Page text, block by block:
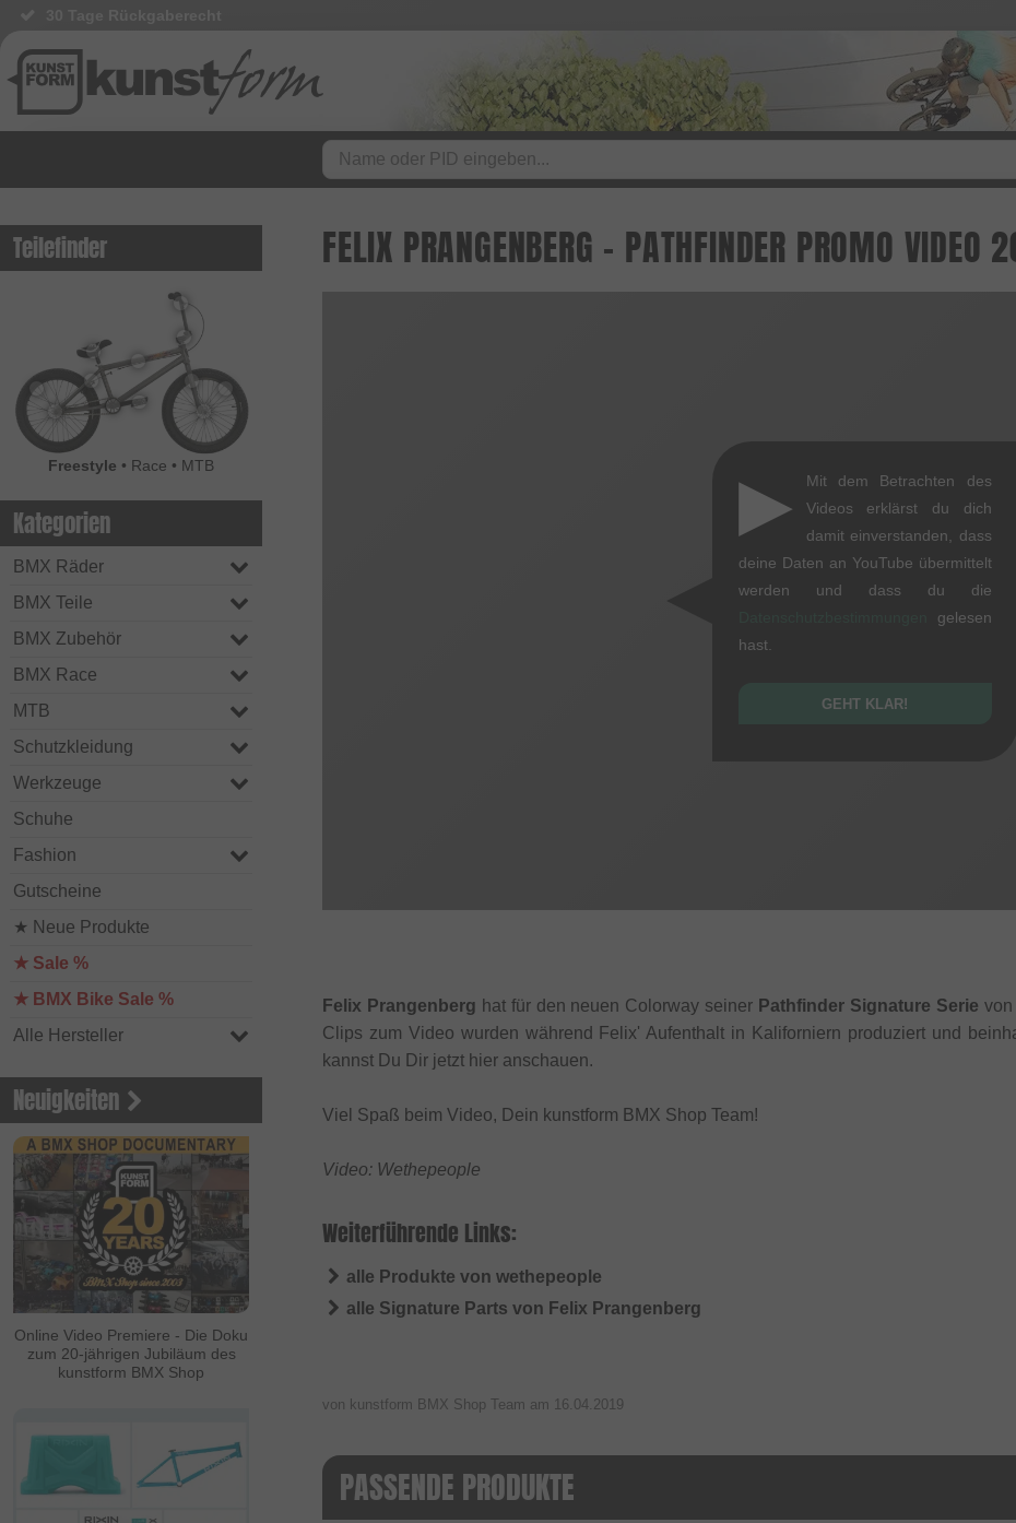
Teilefinder
Freestyle • Race • MTB
Kategorien
BMX Räder
BMX Teile
BMX Zubehör
BMX Race
MTB
Schutzkleidung
Werkzeuge
Schuhe
Fashion
Gutscheine
★ Neue Produkte
★ Sale %
★ BMX Bike Sale %
Alle Hersteller
Neuigkeiten
Online Video Premiere - Die Doku
zum 20-jährigen Jubiläum des
kunstform BMX Shop
FELIX PRANGENBERG - PATHFINDER PROMO VIDEO
▶
Mit dem Betrachten des
Videos erklärst du dich
damit einverstanden, dass
deine Daten an YouTube übermittelt
werden und dass du die
gelesen
hast.
GEHT KLAR!
Felix Prangenberg hat für den neuen Colorway seiner Pathfinder Signature Serie von
Clips zum Video wurden während Felix' Aufenthalt in Kaliforniern produziert und
kannst Du Dir jetzt hier anschauen.
Viel Spaß beim Video, Dein kunstform BMX Shop Team!
Video: Wethepeople
Weiterführende Links:
alle Produkte von wethepeople
alle Signature Parts von Felix Prangenberg
von kunstform BMX Shop Team am 16.04.2019
PASSENDE PRODUKTE